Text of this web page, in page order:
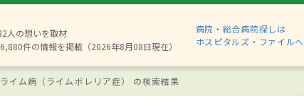
人の想いを取材
件の情報を掲載（2026年8月08日現在）
病院・総合病院探しは
ホスピタルズ・ファイルへ
ライム病（ライムボレリア症） の検索結果